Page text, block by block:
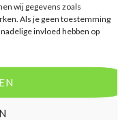
wij gegevens zoals
Als je geen toestemming
invloed hebben op